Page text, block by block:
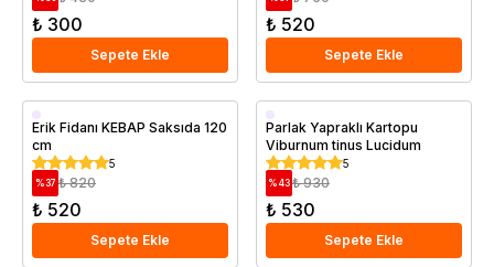
₺ 300
Sepete Ekle
₺ 520
Sepete Ekle
Saksıda
Erkenci
Aşılı
Erik Fidanı KEBAP Saksıda 120
cm
5
%37 ₺ 820
₺ 520
Sepete Ekle
Saksıda
Parlak Yapraklı Kartopu
Viburnum tinus Lucidum
5
%43 ₺ 930
₺ 530
Sepete Ekle